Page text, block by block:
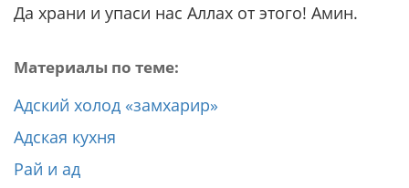
Да храни и упаси нас Аллах от этого! Амин.
Материалы по теме:
Адский холод «замхарир»
Адская кухня
Рай и ад